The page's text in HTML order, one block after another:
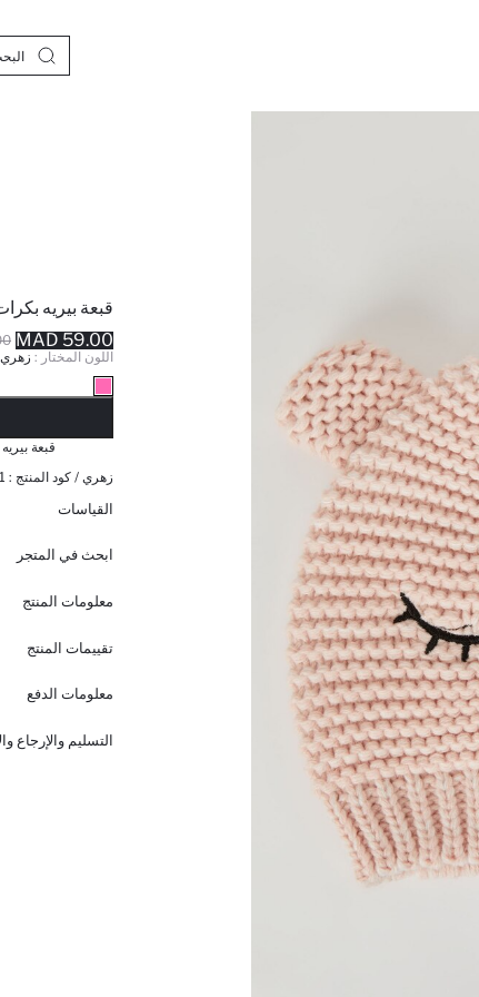
قبعة بيريه
59.00 MAD
اللون المختار : زهري
قبعة
زهري / كود المنتج :
القياسات
ابحث في المتجر
معلومات المنتج
تقييمات المنتج
معلومات الدفع
التسليم والإرجاع